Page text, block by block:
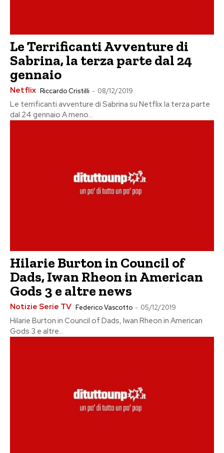
Le Terrificanti Avventure di
Sabrina, la terza parte dal 24
gennaio
Netflix Riccardo Cristilli - 08/12/2019
Le terrificanti avventure di Sabrina su Netflix la terza parte
dal 24 gennaio A meno...
Hilarie Burton in Council of
Dads, Iwan Rheon in American
Gods 3 e altre news
Notizie Serie TV Federico Vascotto - 05/12/2019
Hilarie Burton in Council of Dads, Iwan Rheon in American
Gods 3 e altre...